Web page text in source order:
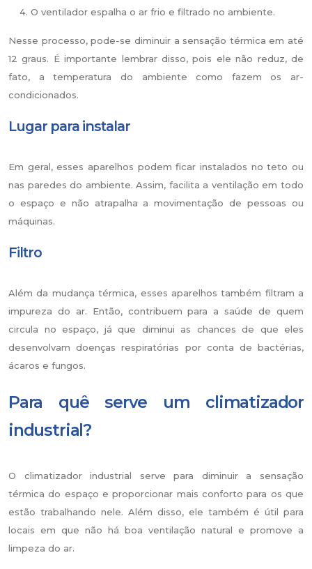
O ventilador espalha o ar frio e filtrado no ambiente.
Nesse processo, pode-se diminuir a sensação térmica em até
12 graus. É importante lembrar disso, pois ele não reduz, de
fato, a temperatura do ambiente como fazem os ar-
condicionados.
Lugar para instalar
Em geral, esses aparelhos podem ficar instalados no teto ou
nas paredes do ambiente. Assim, facilita a ventilação em todo
o espaço e não atrapalha a movimentação de pessoas ou
máquinas.
Filtro
Além da mudança térmica, esses aparelhos também filtram a
impureza do ar. Então, contribuem para a saúde de quem
circula no espaço, já que diminui as chances de que eles
desenvolvam doenças respiratórias por conta de bactérias,
ácaros e fungos.
Para quê serve um climatizador
industrial?
O climatizador industrial serve para diminuir a sensação
térmica do espaço e proporcionar mais conforto para os que
estão trabalhando nele. Além disso, ele também é útil para
locais em que não há boa ventilação natural e promove a
limpeza do ar.